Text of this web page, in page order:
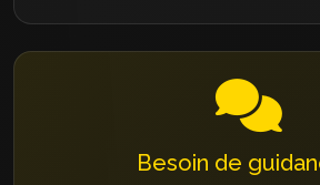
Besoin de